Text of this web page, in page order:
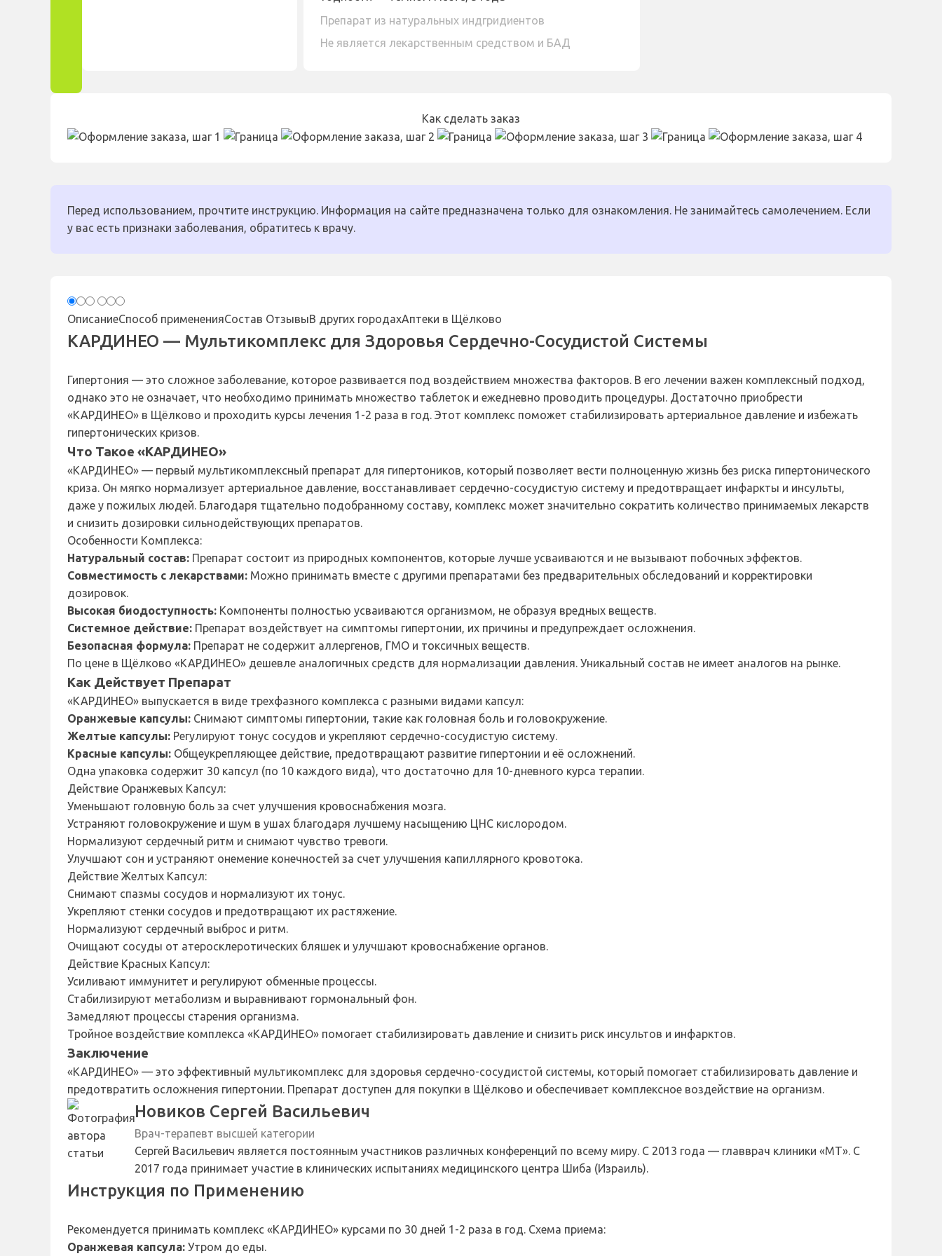
Препарат из натуральных индгридиентов
Не является лекарственным средством и БАД
Как сделать заказ
Перед использованием, прочтите инструкцию. Информация на сайте предназначена только для ознакомления. Не занимайтесь самолечением. Если
у вас есть признаки заболевания, обратитесь к врачу.
ОписаниеСпособ примененияСостав ОтзывыВ других городахАптеки в Щёлково
КАРДИНЕО — Мультикомплекс для Здоровья Сердечно-Сосудистой Системы
Гипертония — это сложное заболевание, которое развивается под воздействием множества факторов. В его лечении важен комплексный подход,
однако это не означает, что необходимо принимать множество таблеток и ежедневно проводить процедуры. Достаточно приобрести
«КАРДИНЕО» в Щёлково и проходить курсы лечения 1-2 раза в год. Этот комплекс поможет стабилизировать артериальное давление и избежать
гипертонических кризов.
Что Такое «КАРДИНЕО»
«КАРДИНЕО» — первый мультикомплексный препарат для гипертоников, который позволяет вести полноценную жизнь без риска гипертонического
криза. Он мягко нормализует артериальное давление, восстанавливает сердечно-сосудистую систему и предотвращает инфаркты и инсульты,
даже у пожилых людей. Благодаря тщательно подобранному составу, комплекс может значительно сократить количество принимаемых лекарств
и снизить дозировки сильнодействующих препаратов.
Особенности Комплекса:
Натуральный состав: Препарат состоит из природных компонентов, которые лучше усваиваются и не вызывают побочных эффектов.
Совместимость с лекарствами: Можно принимать вместе с другими препаратами без предварительных обследований и корректировки
дозировок.
Высокая биодоступность: Компоненты полностью усваиваются организмом, не образуя вредных веществ.
Системное действие: Препарат воздействует на симптомы гипертонии, их причины и предупреждает осложнения.
Безопасная формула: Препарат не содержит аллергенов, ГМО и токсичных веществ.
По цене в Щёлково «КАРДИНЕО» дешевле аналогичных средств для нормализации давления. Уникальный состав не имеет аналогов на рынке.
Как Действует Препарат
«КАРДИНЕО» выпускается в виде трехфазного комплекса с разными видами капсул:
Оранжевые капсулы: Снимают симптомы гипертонии, такие как головная боль и головокружение.
Желтые капсулы: Регулируют тонус сосудов и укрепляют сердечно-сосудистую систему.
Красные капсулы: Общеукрепляющее действие, предотвращают развитие гипертонии и её осложнений.
Одна упаковка содержит 30 капсул (по 10 каждого вида), что достаточно для 10-дневного курса терапии.
Действие Оранжевых Капсул:
Уменьшают головную боль за счет улучшения кровоснабжения мозга.
Устраняют головокружение и шум в ушах благодаря лучшему насыщению ЦНС кислородом.
Нормализуют сердечный ритм и снимают чувство тревоги.
Улучшают сон и устраняют онемение конечностей за счет улучшения капиллярного кровотока.
Действие Желтых Капсул:
Снимают спазмы сосудов и нормализуют их тонус.
Укрепляют стенки сосудов и предотвращают их растяжение.
Нормализуют сердечный выброс и ритм.
Очищают сосуды от атеросклеротических бляшек и улучшают кровоснабжение органов.
Действие Красных Капсул:
Усиливают иммунитет и регулируют обменные процессы.
Стабилизируют метаболизм и выравнивают гормональный фон.
Замедляют процессы старения организма.
Тройное воздействие комплекса «КАРДИНЕО» помогает стабилизировать давление и снизить риск инсультов и инфарктов.
Заключение
«КАРДИНЕО» — это эффективный мультикомплекс для здоровья сердечно-сосудистой системы, который помогает стабилизировать давление и
предотвратить осложнения гипертонии. Препарат доступен для покупки в Щёлково и обеспечивает комплексное воздействие на организм.
Новиков Сергей Васильевич
Врач-терапевт высшей категории
Сергей Васильевич является постоянным участников различных конференций по всему миру. С 2013 года — главврач клиники «МТ». С
2017 года принимает участие в клинических испытаниях медицинского центра Шиба (Израиль).
Инструкция по Применению
Рекомендуется принимать комплекс «КАРДИНЕО» курсами по 30 дней 1-2 раза в год. Схема приема:
Оранжевая капсула: Утром до еды.